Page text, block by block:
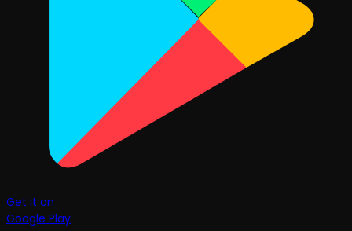
Get it on
Google Play